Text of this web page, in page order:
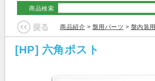
商品検索
商品紹介 > 盤用パーツ > 盤内装用
[HP] 六角ポスト